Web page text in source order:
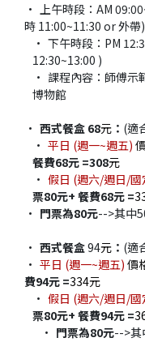
上午時段：AM
時 11:00~11:30 or 外帶)
下午時段：PM
12:30~13:00 )
課程內容：師傅示
博物館
西式餐盒 68元 ： (適
平日 (週一~週五)
餐費68元 =308元
假日 (週六/週日/國
票80元+ 餐費68元 =
門票為80元-->其中
西式餐盒 94元 ： (適
平日 (週一~週五) 價
費94元 =334元
假日 (週六/週日/國
票80元+ 餐費94元 =
門票為80元-->其